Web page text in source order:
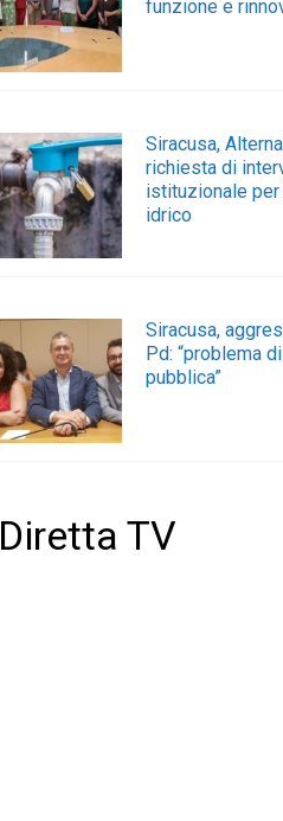
funzione e
Siracusa,
richiesta di
istituzionale
idrico
Siracusa,
Pd: “problema
pubblica”
Diretta TV